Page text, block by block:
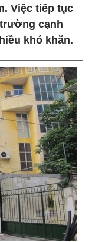
Việc tiếp tục
cạnh
khó khăn.